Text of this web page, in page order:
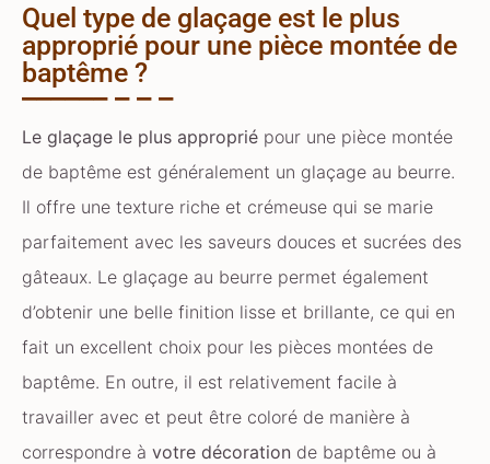
Quel type de glaçage est le plus
approprié pour une pièce montée de
baptême ?
Le glaçage le plus approprié pour une pièce montée
de baptême est généralement un glaçage au beurre.
Il offre une texture riche et crémeuse qui se marie
parfaitement avec les saveurs douces et sucrées des
gâteaux. Le glaçage au beurre permet également
d’obtenir une belle finition lisse et brillante, ce qui en
fait un excellent choix pour les pièces montées de
baptême. En outre, il est relativement facile à
travailler avec et peut être coloré de manière à
correspondre à votre décoration de baptême ou à